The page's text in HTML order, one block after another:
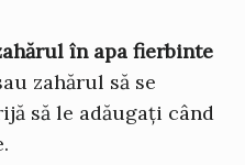
în apa fierbinte
zahărul să se
să le adăugați când